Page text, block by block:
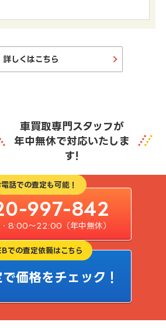
詳しくはこちら
車買取専門スタッフが
年中無休で対応いたしま
す!
電話での査定も可能！
997-842
8:00〜22:00（年中無休）
での査定依頼はこちら
価格をチェック！